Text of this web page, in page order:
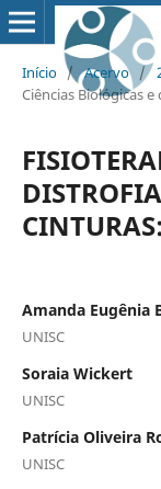
Início / Acervo /
Ciências Biológicas e
Amanda Eugênia
UNISC
Soraia Wickert
UNISC
Patrícia Oliveira
UNISC